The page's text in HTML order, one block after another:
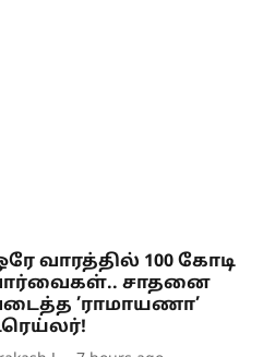
வாரத்தில் 100 கோடி
சாதனை
’ராமாயணா’